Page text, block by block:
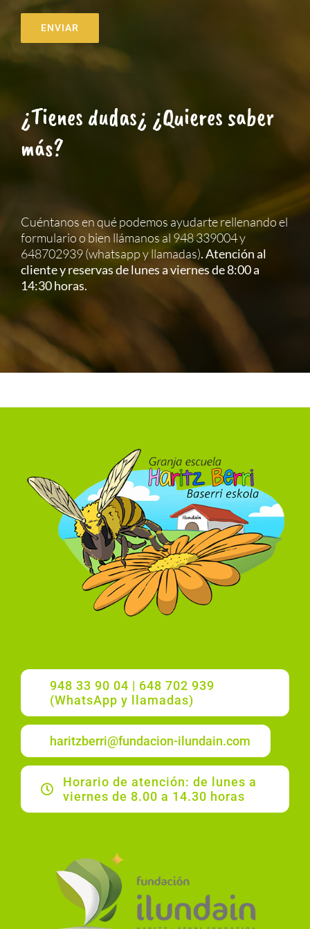
¿Tienes dudas¿ ¿Quieres saber
más?
Cuéntanos en qué podemos ayudarte rellenando el
formulario o bien llámanos al 948 339004 y
648702939 (whatsapp y llamadas). Atención al
cliente y reservas de lunes a viernes de 8:00 a
14:30 horas.
ENVIAR
948 33 90 04 | 648 702 939
(WhatsApp y llamadas)
haritzberri@fundacion-ilundain.com
Horario de atención: de lunes a
viernes de 8.00 a 14.30 horas